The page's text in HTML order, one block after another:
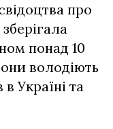
про
понад 10
володіють
Україні та